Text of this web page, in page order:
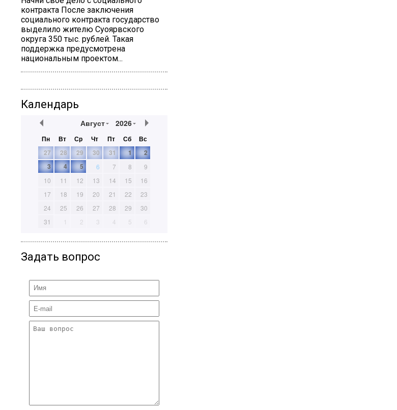
контракта После заключения
социального контракта государство
выделило жителю Суоярвского
округа 350 тыс. рублей. Такая
поддержка предусмотрена
национальным проектом...
Календарь
Август 2026
Пн Вт Ср Чт Пт Сб
Вс
27
28 29 30 31 1
2
3
4 5 6 7 8
9
10
11 12 13 14 15
16
17
18 19 20 21 22
23
24
25 26 27 28 29
30
31
1 2 3 4 5 6
Задать вопрос